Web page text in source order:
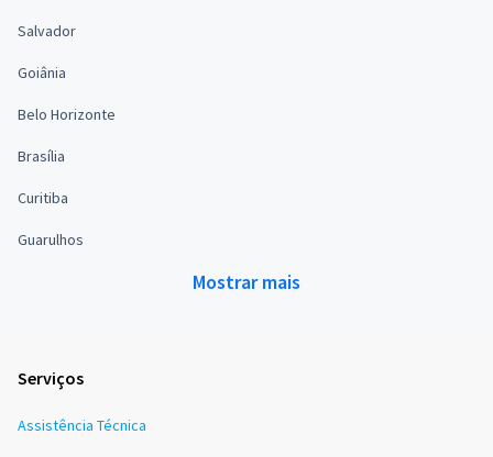
Salvador
Goiânia
Belo Horizonte
Brasília
Curitiba
Guarulhos
Mostrar mais
Serviços
Assistência Técnica